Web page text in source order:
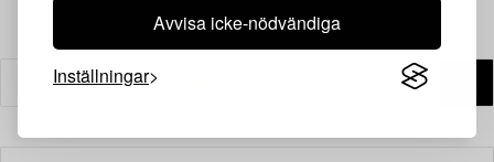
Avvisa icke-nödvändiga
Inställningar